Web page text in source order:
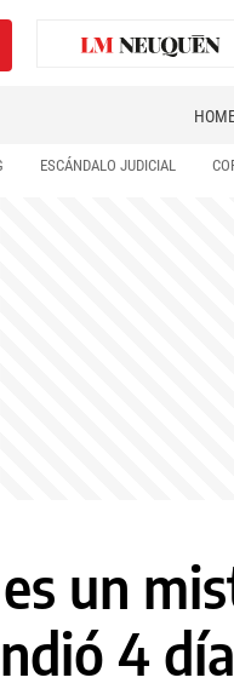
ESCÁNDALO JUDICIAL
un
4